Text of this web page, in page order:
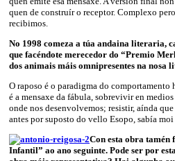
quen de construír o receptor. Complexo
recibimos.
No 1998 comeza a túa andaina literaria,
que facéndote merecedor do “Premio
dos animais máis omnipresentes na nosa
O raposo é o paradigma do
é a mensaxe da fábula, sobrevivir en
onde nos desenvolvemos; resistir, aínda
antes por suposto do vello Esopo, sabía moi
Con esta obra
Infantil” ao ano seguinte. Pode ser por